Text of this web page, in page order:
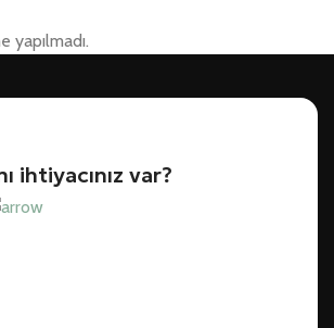
yapılmadı.
ihtiyacınız var?